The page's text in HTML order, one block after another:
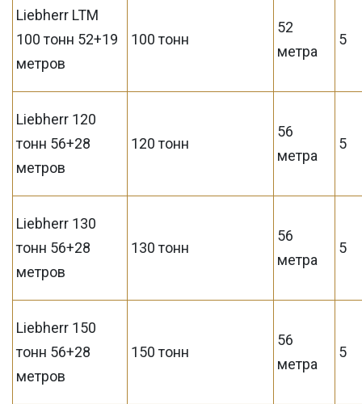
Liebherr LTM
100 тонн 52+19
метров
100 тонн
52
метра
5
Liebherr 120
тонн 56+28
метров
120 тонн
56
метра
5
Liebherr 130
тонн 56+28
метров
130 тонн
56
метра
5
Liebherr 150
тонн 56+28
метров
150 тонн
56
метра
5